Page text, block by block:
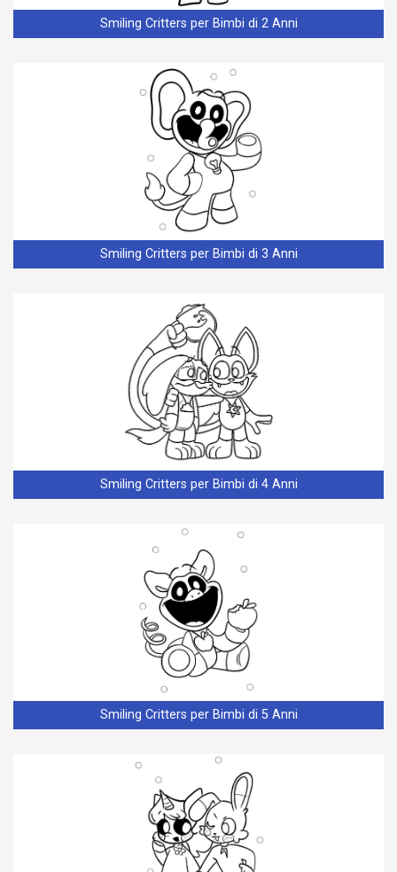
Smiling Critters per Bimbi di 2 Anni
Smiling Critters per Bimbi di 3 Anni
Smiling Critters per Bimbi di 4 Anni
Smiling Critters per Bimbi di 5 Anni